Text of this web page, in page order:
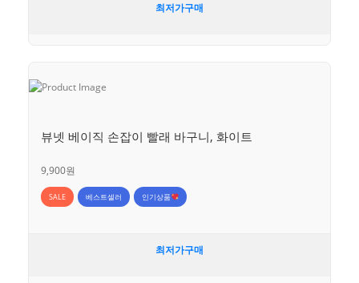
최저가구매
뷰넷 베이직 손잡이 빨래 바구니, 화이트
9,900원
SALE 베스트셀러 인기상품
최저가구매